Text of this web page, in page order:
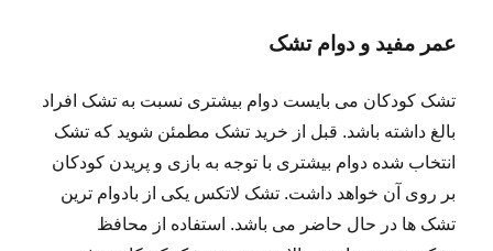
عمر مفید و دوام تشک
تشک کودکان می بایست دوام بیشتری نسبت به تشک افراد
بالغ داشته باشد. قبل از خرید تشک مطمئن شوید که تشک
انتخاب شده دوام بیشتری با توجه به بازی و پریدن کودکان
بر روی آن خواهد داشت. تشک لاتکس یکی از بادوام ترین
تشک ها در حال حاضر می باشد. استفاده از محافظ